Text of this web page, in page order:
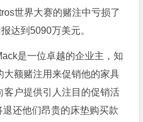
世界大赛的赌注中亏损了
达到5090万美元。
是一位卓越的企业主，知
大额赌注用来促销他的家具
客户提供引人注目的促销活
还他们昂贵的床垫购买款